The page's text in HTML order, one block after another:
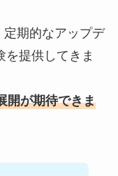
定期的なアップデ
を提供してきま
開が期待できま